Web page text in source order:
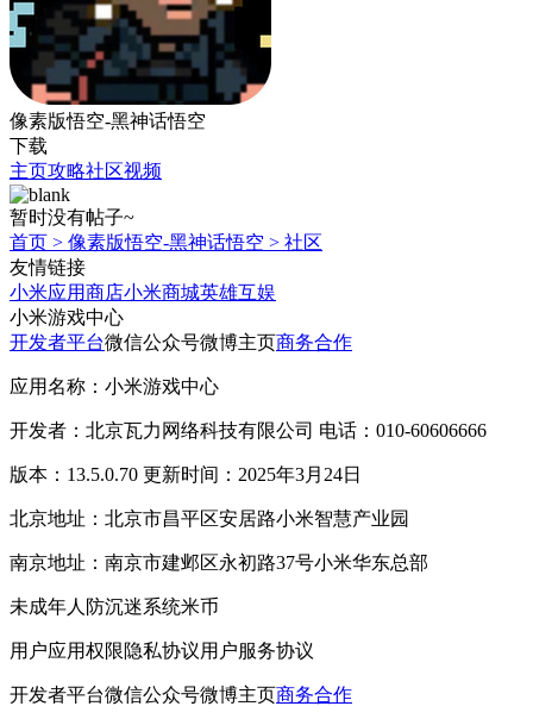
像素版悟空-黑神话悟空
下载
主页攻略社区视频
暂时没有帖子~
首页 > 像素版悟空-黑神话悟空 > 社区
友情链接
小米应用商店小米商城英雄互娱
小米游戏中心
开发者平台微信公众号微博主页商务合作
应用名称：小米游戏中心
开发者：北京瓦力网络科技有限公司 电话：010-60606666
版本：13.5.0.70 更新时间：2025年3月24日
北京地址：北京市昌平区安居路小米智慧产业园
南京地址：南京市建邺区永初路37号小米华东总部
未成年人防沉迷系统米币
用户应用权限隐私协议用户服务协议
开发者平台微信公众号微博主页商务合作